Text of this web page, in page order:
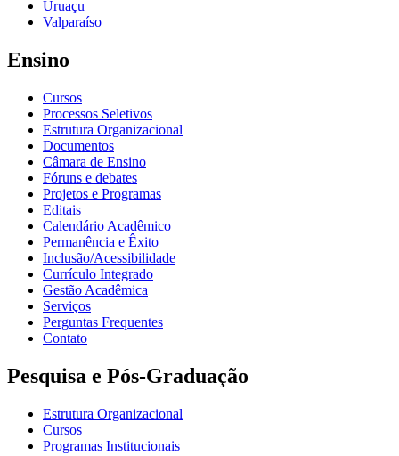
Uruaçu
Valparaíso
Ensino
Cursos
Processos Seletivos
Estrutura Organizacional
Documentos
Câmara de Ensino
Fóruns e debates
Projetos e Programas
Editais
Calendário Acadêmico
Permanência e Êxito
Inclusão/Acessibilidade
Currículo Integrado
Gestão Acadêmica
Serviços
Perguntas Frequentes
Contato
Pesquisa e Pós-Graduação
Estrutura Organizacional
Cursos
Programas Institucionais